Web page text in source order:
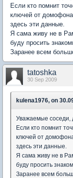
Если кто помнит
ключей от
здесь эти данные.
Я сама живу не в
буду просить
Заранее всем
tatoshka
30 Sep 2009
kulena1976, on
Уважаемые соседи,
Если кто помнит
ключей от
здесь эти данные.
Я сама живу не в
буду просить
Заранее всем